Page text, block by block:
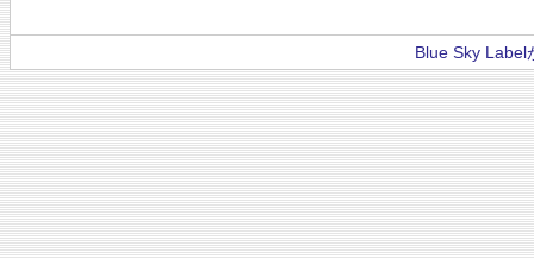
Blue Sky Label